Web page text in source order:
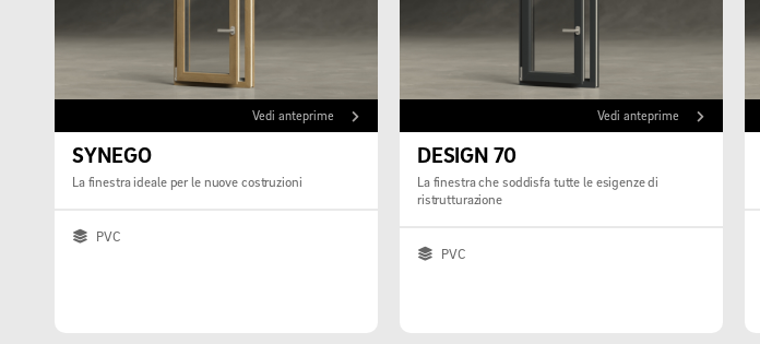
Vedi anteprime
SYNEGO
La finestra ideale per le nuove costruzioni
PVC
Vedi anteprime
DESIGN 70
La finestra che soddisfa tutte le esigenze di
ristrutturazione
PVC